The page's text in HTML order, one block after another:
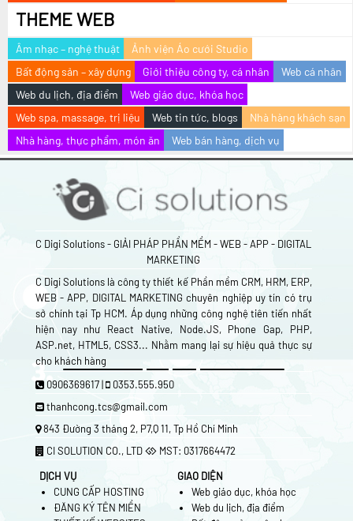
THEME WEB
Âm nhạc – nghệ thuật
Ảnh viện Áo cưới Studio
Bất động sản – xây dựng
Giới thiệu công ty, cá nhân
Web cá nhân
Web du lịch, địa điểm
Web giáo dục, khóa học
Web spa, massage, trị liệu
Web tin tức, blogs
Nhà hàng khách sạn
Nhà hàng, thực phẩm, món ăn
Web bán hàng, dịch vụ
C Digi Solutions - GIẢI PHÁP PHẦN MỀM - WEB - APP - DIGITAL
MARKETING
C Digi Solutions là công ty thiết kế Phần mềm CRM, HRM, ERP,
WEB - APP, DIGITAL MARKETING chuyên nghiệp uy tín có trụ
sở chính tại Tp HCM. Áp dụng những công nghệ tiên tiến nhất
hiện nay như React Native, Node.JS, Phone Gap, PHP,
ASP.net, HTML5, CSS3... Nhằm mang lại sự hiệu quả thực sự
cho khách hàng
0906369617 | 0353.555.950
thanhcong.tcs@gmail.com
843 Đường 3 tháng 2, P7,Q 11, Tp Hồ Chí Minh
CI SOLUTION CO., LTD
MST: 0317664472
DỊCH VỤ
CUNG CẤP HOSTING
ĐĂNG KÝ TÊN MIỀN
GIAO DIỆN
Web giáo dục, khóa học
Web du lịch, địa điểm